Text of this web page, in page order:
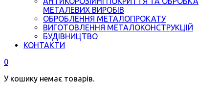
МЕТАЛЕВИХ ВИРОБІВ
ОБРОБЛЕННЯ МЕТАЛОПРОКАТУ
ВИГОТОВЛЕННЯ МЕТАЛОКОНСТРУКЦІЙ
БУДІВНИЦТВО
КОНТАКТИ
0
У кошику немає товарів.